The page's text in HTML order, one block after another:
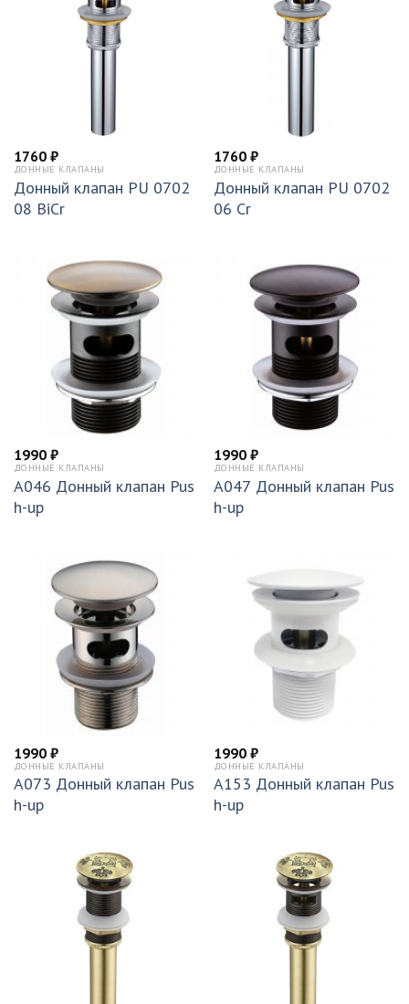
1760 ₽
ДОННЫЕ КЛАПАНЫ
Донный клапан PU 0702
08 BiCr
1760 ₽
ДОННЫЕ КЛАПАНЫ
Донный клапан PU 0702
06 Cr
1990 ₽
ДОННЫЕ КЛАПАНЫ
А046 Донный клапан Pus
h-up
1990 ₽
ДОННЫЕ КЛАПАНЫ
A047 Донный клапан Pus
h-up
1990 ₽
ДОННЫЕ КЛАПАНЫ
A073 Донный клапан Pus
h-up
1990 ₽
ДОННЫЕ КЛАПАНЫ
A153 Донный клапан Pus
h-up